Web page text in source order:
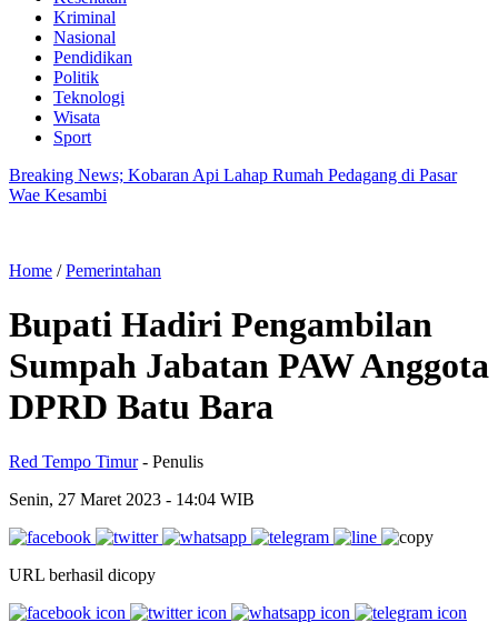
Kriminal
Nasional
Pendidikan
Politik
Teknologi
Wisata
Sport
Breaking News; Kobaran Api Lahap Rumah Pedagang di Pasar
Wae Kesambi
Home /Pemerintahan
Bupati Hadiri Pengambilan
Sumpah Jabatan PAW Anggota
DPRD Batu Bara
Red Tempo Timur - Penulis
Senin, 27 Maret 2023 - 14:04 WIB
URL berhasil dicopy